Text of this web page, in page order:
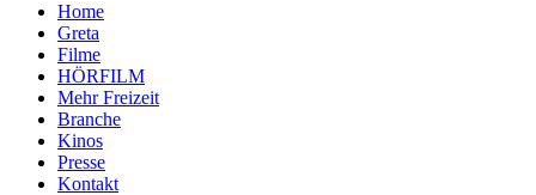
Home
Greta
Filme
HÖRFILM
Mehr Freizeit
Branche
Kinos
Presse
Kontakt